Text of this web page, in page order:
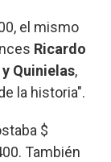
el mismo
Ricardo
Quinielas,
la historia".
$
También